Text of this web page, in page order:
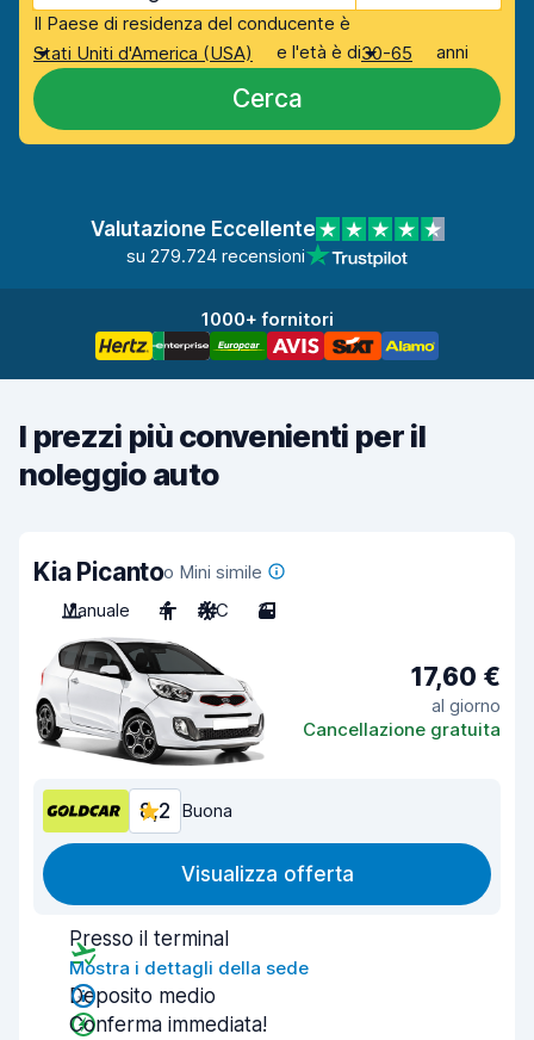
Il Paese di residenza del conducente è
Stati Uniti d'America (USA)
e l'età è di30-65 anni
Cerca
Valutazione Eccellente
su 279.724 recensioni
1000+ fornitori
I prezzi più convenienti per il
noleggio auto
Kia Picantoo Mini simile
Manuale
4 A/C 3
17,60 €
al giorno
Cancellazione gratuita
8,2 Buona
Visualizza offerta
Presso il terminal
Mostra i dettagli della sede
Deposito medio
Conferma immediata!